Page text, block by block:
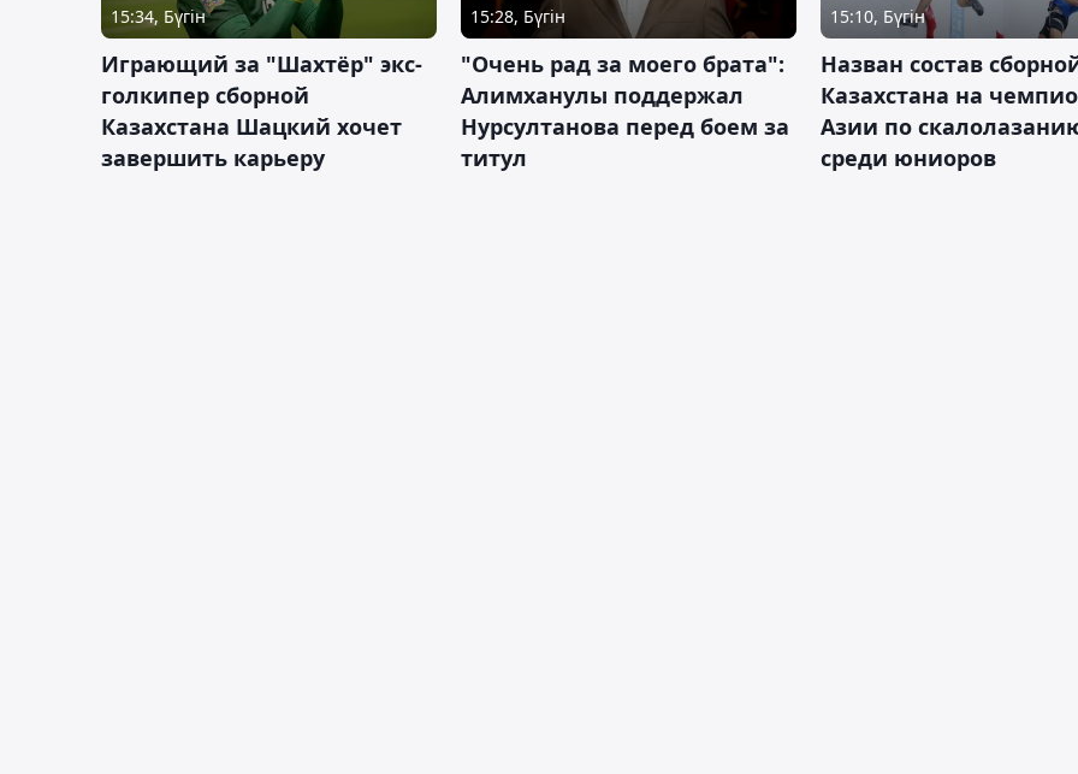
15:34, Бүгін
Играющий за "Шахтёр" экс-
голкипер сборной
Казахстана Шацкий хочет
завершить карьеру
15:28, Бүгін
"Очень рад за моего брата":
Алимханулы поддержал
Нурсултанова перед боем за
титул
15:10, Бүгін
Назван состав
Казахстана на
Азии по
среди юниоров